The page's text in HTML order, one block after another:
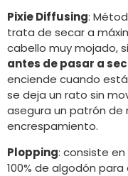
Pixie Diffusing:
trata de secar a
cabello muy mojado,
antes de pasar a
enciende cuando
se deja un rato sin
asegura un patrón de
encrespamiento.
Plopping: consiste
100% de algodón